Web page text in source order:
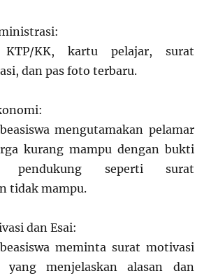
KTP/KK, kartu pelajar, surat
dan pas foto terbaru.
mengutamakan pelamar
kurang mampu dengan bukti
pendukung seperti surat
tidak mampu.
dan Esai:
meminta surat motivasi
yang menjelaskan alasan dan